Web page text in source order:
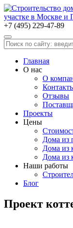
+7 (495) 229-47-89
Главная
О нас
О
Отзывы
Проекты
Цены
Дома из
Дома из
Дома из
Наши работы
Блог
Проект